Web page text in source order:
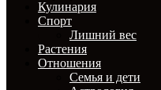
Кулинария
Спорт
Лишний вес
Растения
Отношения
Семья и дети